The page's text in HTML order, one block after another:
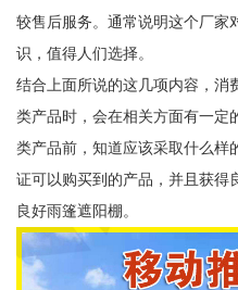
较售后服务。通常说明这个厂家
识，值得人们选择。
结合上面所说的这几项内容，消
类产品时，会在相关方面有一定
类产品前，知道应该采取什么样
证可以购买到的产品，并且获得
良好雨篷遮阳棚。